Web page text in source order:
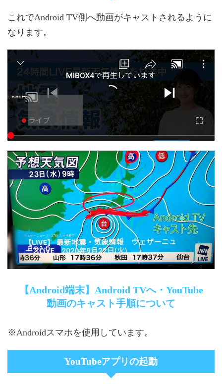
これでAndroid TV側へ動画がキャストされるように
なります。
【Android端末】Android TVへ・YouTube
動画のキャスト手順について
※Androidスマホを使用しています。
YouTubeアプリの起動